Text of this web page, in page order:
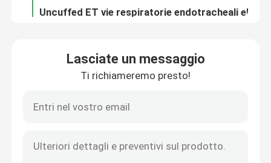
No. endotracheale orale 7,5 della via aerea della metropolitana ET del PVC con il monitor di pressione di Intracuff
Lasciate un messaggio
Ti richiameremo presto!